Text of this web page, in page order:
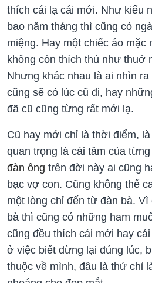
thích cái lạ cái mới. Như kiểu
bao năm tháng thì cũng có
miệng. Hay một chiếc áo mặc
không còn thích thú như thuở
Nhưng khác nhau là ai nhìn
cũng sẽ có lúc cũ đi, hay
đã cũ cũng từng rất mới lạ.
Cũ hay mới chỉ là thời điểm,
quan trọng là cái tâm của
đàn ông trên đời này ai cũng
bạc vợ con. Cũng không thể
một lòng chỉ đến từ đàn bà.
bà thì cũng có những ham
cũng đều thích cái mới hay
ở việc biết dừng lại đúng lúc,
thuộc về mình, đâu là thứ chỉ